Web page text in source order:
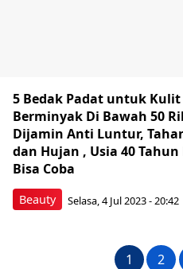
Beauty
5 Bedak Padat untuk Kulit
Berminyak Di Bawah 50
Dijamin Anti Luntur,
dan Hujan , Usia 40 Tahun
Bisa Coba
Selasa, 4 Jul 2023 - 20:42
1 2